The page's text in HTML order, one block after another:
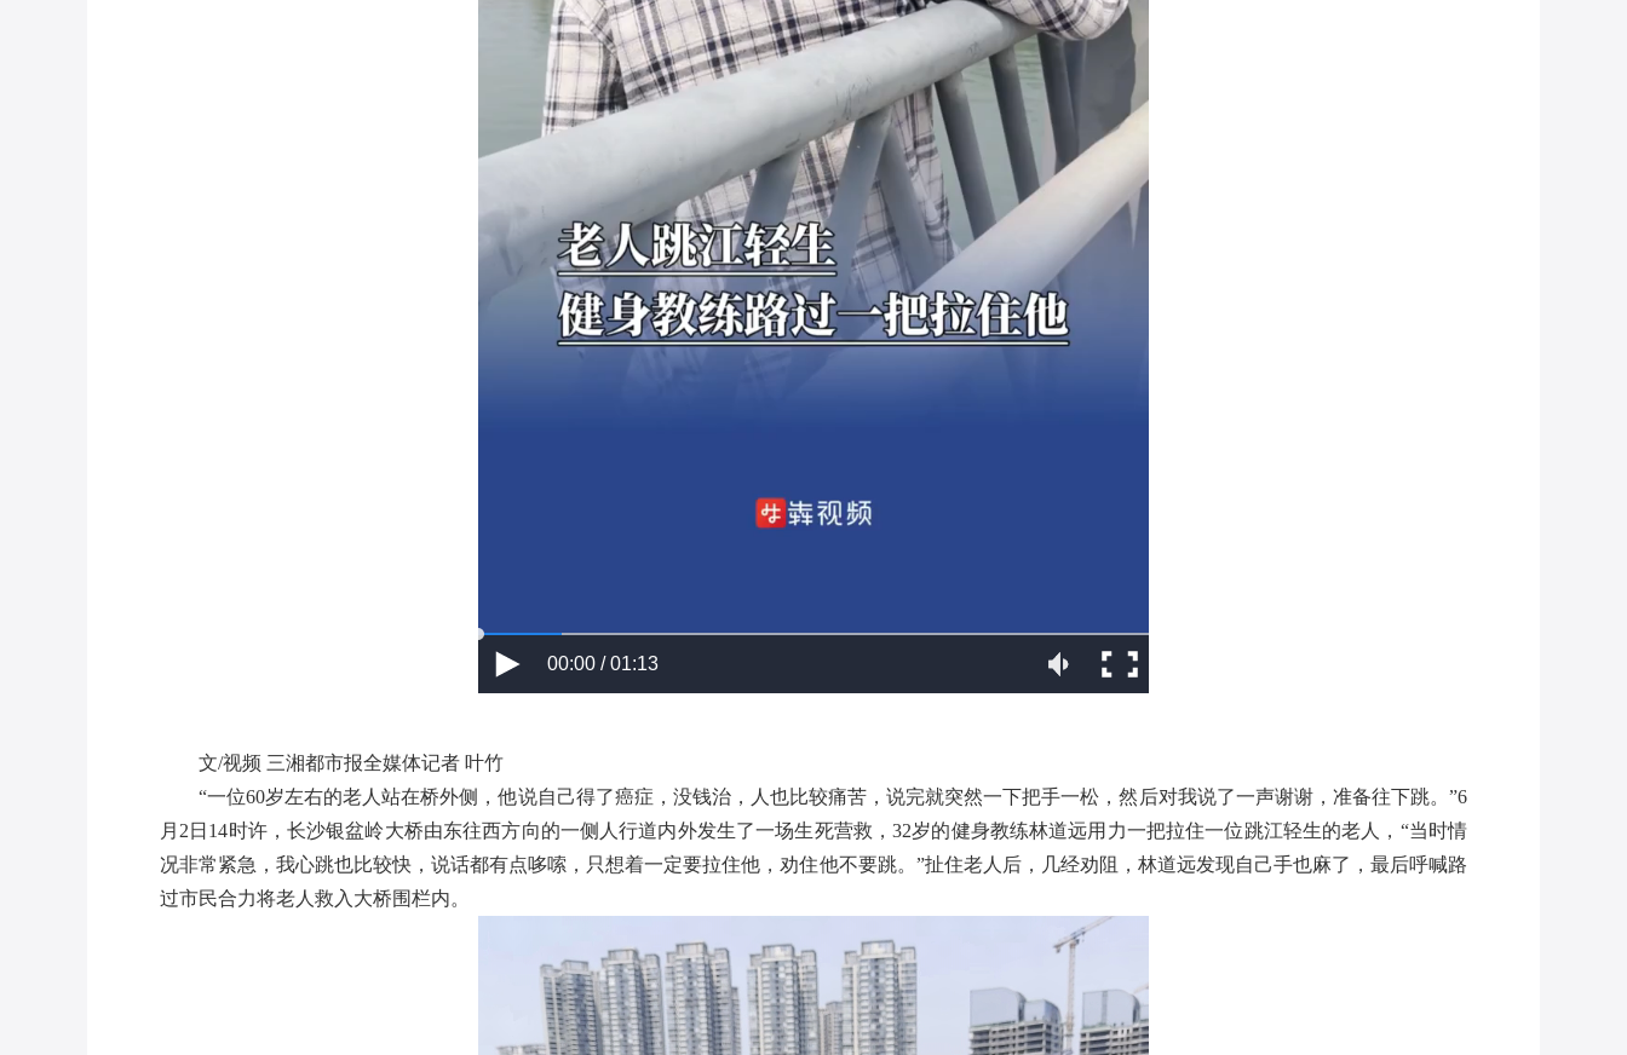
00:00 / 01:13
文/视频 三湘都市报全媒体记者 叶竹
“一位60岁左右的老人站在桥外侧，他说自己得了癌症，没钱治，人也比较痛苦，说完就突然一下把手一松，然后对我说了一声谢谢，准备往下跳。”6
月2日14时许，长沙银盆岭大桥由东往西方向的一侧人行道内外发生了一场生死营救，32岁的健身教练林道远用力一把拉住一位跳江轻生的老人，“当时情
况非常紧急，我心跳也比较快，说话都有点哆嗦，只想着一定要拉住他，劝住他不要跳。”扯住老人后，几经劝阻，林道远发现自己手也麻了，最后呼喊路
过市民合力将老人救入大桥围栏内。